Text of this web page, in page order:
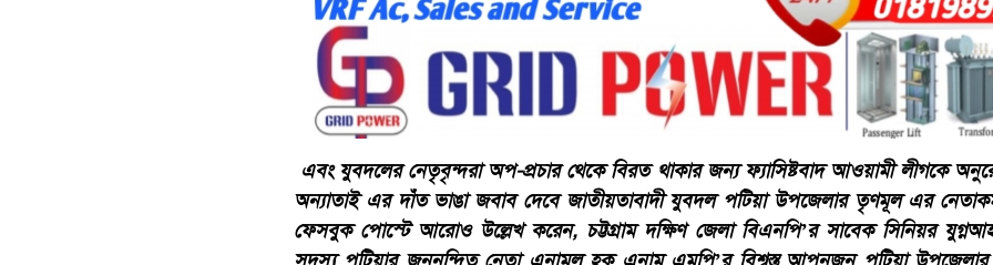
এবং যুবদলের নেতৃবৃন্দরা অপ-প্রচার থেকে বিরত থাকার জন্য ফ্যাসিষ্টবাদ আওয়ামী লীগকে
অন্যাতাই এর দাঁত ভাঙা জবাব দেবে জাতীয়তাবাদী যুবদল পটিয়া উপজেলার তৃণমূল এর
ফেসবুক পোস্টে আরোও উল্লেখ করেন, চট্টগ্রাম দক্ষিণ জেলা বিএনপি’র সাবেক সিনিয়র